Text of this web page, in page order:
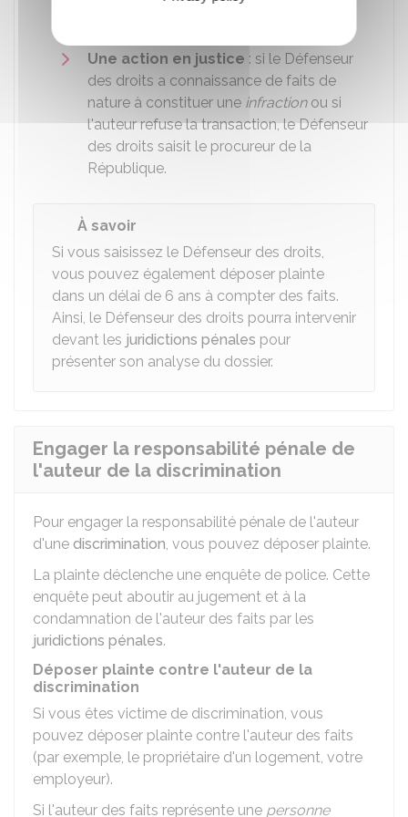
transaction doit être validée par le
Une action en justice : si le Défenseur
des droits a connaissance de faits de
nature à constituer une infractionou si
l'auteur refuse la transaction, le Défenseur
des droits saisit le procureur de la
République.
À savoir
Si vous saisissez le Défenseur des droits,
vous pouvez également déposer plainte
dans un délai de 6 ans à compter des faits.
Ainsi, le Défenseur des droits pourra intervenir
devant les juridictions pénales pour
présenter son analyse du dossier.
Engager la responsabilité pénale de
l'auteur de la discrimination
Pour engager la responsabilité pénale de l'auteur
d'une discrimination, vous pouvez déposer plainte.
La plainte déclenche une enquête de police. Cette
enquête peut aboutir au jugement et à la
condamnation de l'auteur des faits par les
juridictions pénales.
Déposer plainte contre l'auteur de la
discrimination
Si vous êtes victime de discrimination, vous
pouvez déposer plainte contre l'auteur des faits
(par exemple, le propriétaire d'un logement, votre
employeur).
Si l'auteur des faits représente une personne